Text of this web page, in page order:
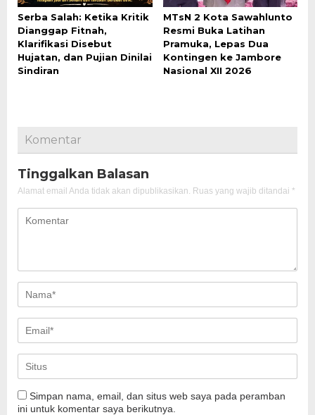
Serba Salah: Ketika Kritik
Dianggap Fitnah,
Klarifikasi Disebut
Hujatan, dan Pujian Dinilai
Sindiran
MTsN 2 Kota Sawahlunto
Resmi Buka Latihan
Pramuka, Lepas Dua
Kontingen ke Jambore
Nasional XII 2026
Komentar
Tinggalkan Balasan
Alamat email Anda tidak akan dipublikasikan. Ruas yang wajib ditandai *
Simpan nama, email, dan situs web saya pada peramban
ini untuk komentar saya berikutnya.